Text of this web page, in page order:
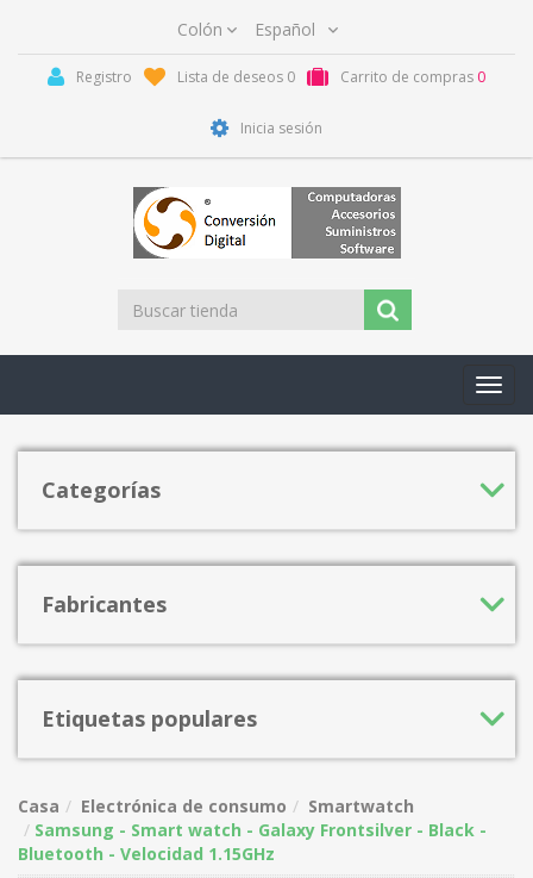
Registro Lista de deseos 0 Carrito de compras 0
Inicia sesión
Categorías
Fabricantes
Etiquetas populares
Casa Electrónica de consumo
Smartwatch
Samsung - Smart watch - Galaxy Frontsilver - Black -
Bluetooth - Velocidad 1.15GHz